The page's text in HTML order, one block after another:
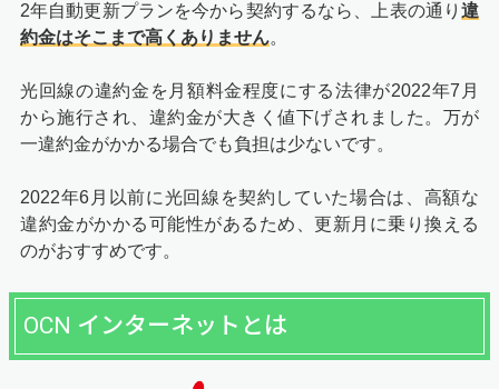
2年自動更新プランを今から契約するなら、上表の通り 違
約金はそこまで高くありません。
光回線の違約金を月額料金程度にする法律が2022年7月
から施行され、違約金が大きく値下げされました。万が
一違約金がかかる場合でも負担は少ないです。
2022年6月以前に光回線を契約していた場合は、高額な
違約金がかかる可能性があるため、更新月に乗り換える
のがおすすめです。
OCN インターネットとは